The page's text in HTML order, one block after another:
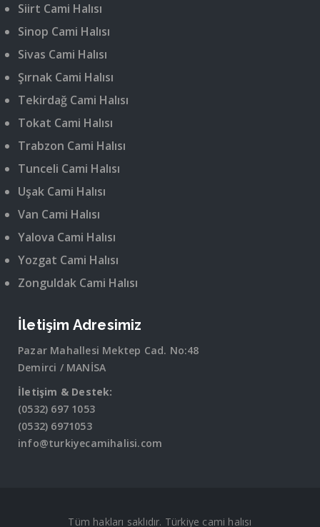
Siirt Cami Halısı
Sinop Cami Halısı
Sivas Cami Halısı
Şırnak Cami Halısı
Tekirdağ Cami Halısı
Tokat Cami Halısı
Trabzon Cami Halısı
Tunceli Cami Halısı
Uşak Cami Halısı
Van Cami Halısı
Yalova Cami Halısı
Yozgat Cami Halısı
Zonguldak Cami Halısı
İletişim Adresimiz
Pazar Mahallesi Mektep Cad. No:48
Demirci / MANİSA
İletişim & Destek:
(0532) 697 1053
(0532) 6971053
info@turkiyecamihalisi.com
Tüm hakları saklıdır. Türkiye cami halısı